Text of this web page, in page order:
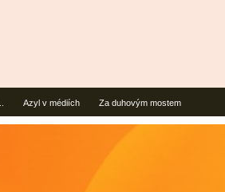
Azyl v médiích Za duhovým mostem